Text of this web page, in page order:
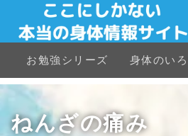
お勉強シリーズ 身体のい
ねんざの痛み